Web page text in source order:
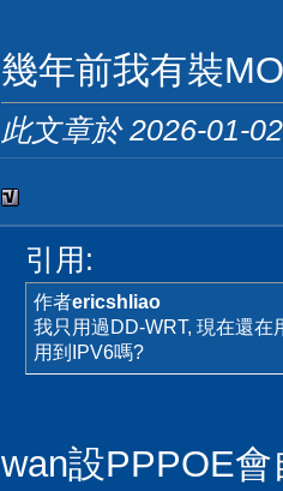
幾年前我有裝
此文章於 2026-01-
引用:
作者ericshliao
我只用過DD-WRT, 現在還在
用到IPV6嗎?
wan設PPPOE